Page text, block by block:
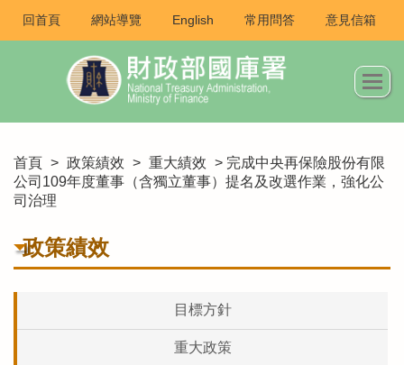
回首頁 網站導覽 English 常用問答 意見信箱
首頁 > 政策績效 > 重大績效 > 完成中央再保險股份有限
公司109年度董事（含獨立董事）提名及改選作業，強化公
司治理
政策績效
目標方針
重大政策